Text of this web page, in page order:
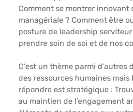
Comment se montrer innovant
managériale ? Comment être
posture de leadership
prendre soin de soi et de nos
C’est un thème parmi d’autres
des ressources humaines mais
répondre est stratégique :
au maintien de l’engagement